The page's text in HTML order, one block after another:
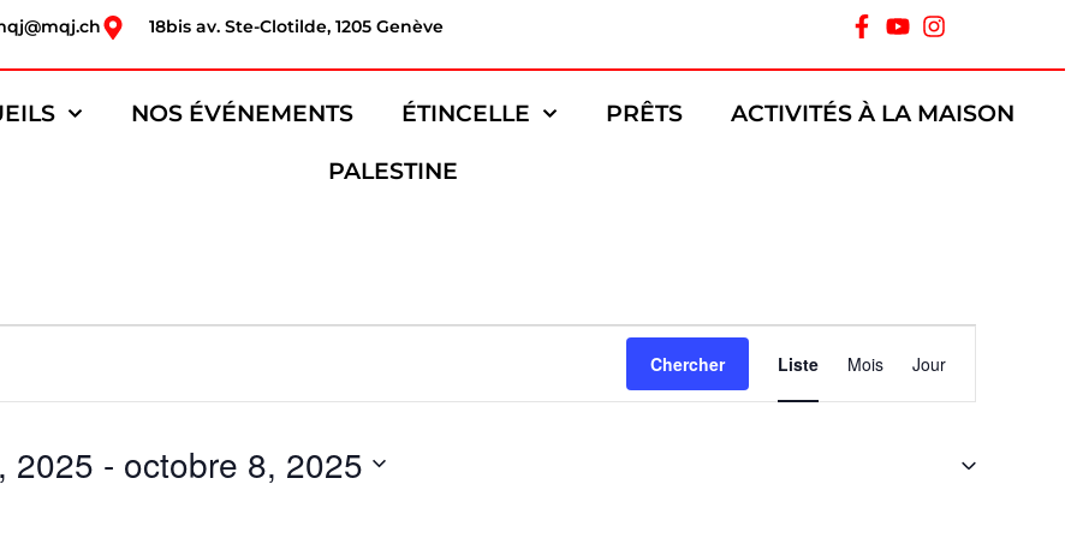
18bis av. Ste-Clotilde, 1205 Genève
NOS ÉVÉNEMENTS ÉTINCELLE PRÊTS ACTIVITÉS À LA MAISON
PALESTINE
Chercher
de
Évènement
Liste Mois Jour
2025 - octobre 8, 2025